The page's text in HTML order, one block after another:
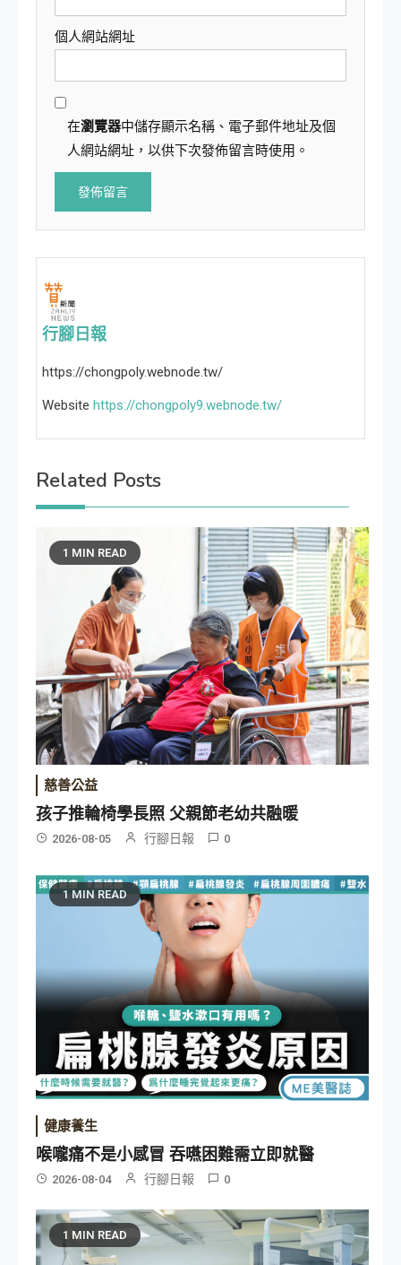
個人網站網址
在瀏覽器中儲存顯示名稱、電子郵件地址及個
人網站網址，以供下次發佈留言時使用。
行腳日報
https://chongpoly.webnode.tw/
Website https://chongpoly9.webnode.tw/
Related Posts
1 MIN READ
慈善公益
孩子推輪椅學長照 父親節老幼共融暖
2026-08-05 行腳日報 0
1 MIN READ
健康養生
喉嚨痛不是小感冒 吞嚥困難需立即就醫
2026-08-04 行腳日報 0
1 MIN READ